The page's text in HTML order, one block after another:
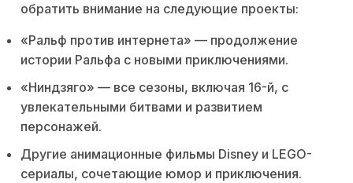
обратить внимание на следующие проекты:
«Ральф против интернета» — продолжение
истории Ральфа с новыми приключениями.
«Ниндзяго» — все сезоны, включая 16-й, с
увлекательными битвами и развитием
персонажей.
Другие анимационные фильмы Disney и LEGO-
сериалы, сочетающие юмор и приключения.